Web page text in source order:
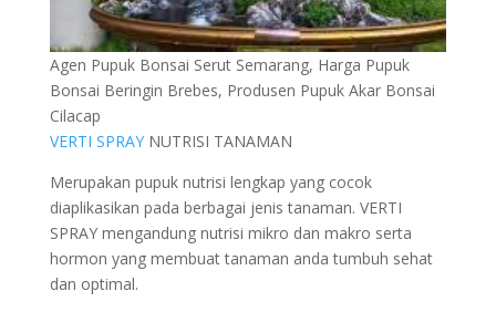
Agen Pupuk Bonsai Serut Semarang, Harga Pupuk
Bonsai Beringin Brebes, Produsen Pupuk Akar Bonsai
Cilacap
VERTI SPRAYNUTRISI TANAMAN
Merupakan pupuk nutrisi lengkap yang cocok
diaplikasikan pada berbagai jenis tanaman. VERTI
SPRAY mengandung nutrisi mikro dan makro serta
hormon yang membuat tanaman anda tumbuh sehat
dan optimal.